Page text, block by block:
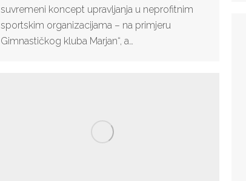
suvremeni koncept upravljanja u neprofitnim
sportskim organizacijama – na primjeru
Gimnastičkog kluba Marjan“, a…